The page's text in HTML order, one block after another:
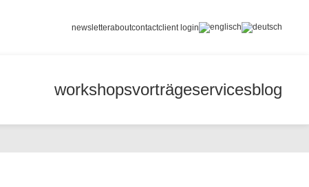
newsletteraboutcontactclient login
workshopsvorträgeservicesblog